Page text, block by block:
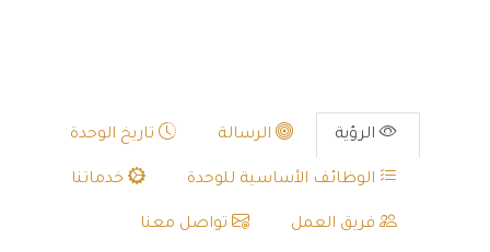
الرؤية الرسالة تاريخ الوحدة
الوظائف الأساسية للوحدة خدماتنا
فريق العمل تواصل معنا